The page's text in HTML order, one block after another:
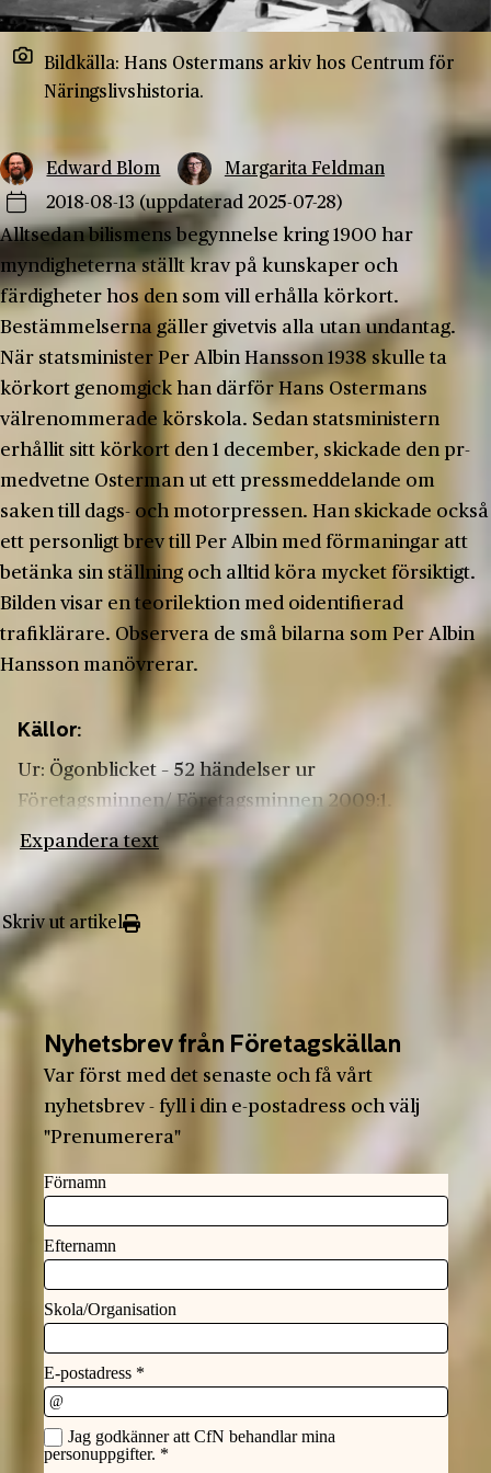
Bildkälla: Hans Ostermans arkiv hos Centrum för
Näringslivshistoria.
Edward Blom
Margarita Feldman
2018-08-13 (uppdaterad 2025-07-28)
Alltsedan bilismens begynnelse kring 1900 har
myndigheterna ställt krav på kunskaper och
färdigheter hos den som vill erhålla körkort.
Bestämmelserna gäller givetvis alla utan undantag.
När statsminister Per Albin Hansson 1938 skulle ta
körkort genomgick han därför Hans Ostermans
välrenommerade körskola. Sedan statsministern
erhållit sitt körkort den 1 december, skickade den pr-
medvetne Osterman ut ett pressmeddelande om
saken till dags- och motorpressen. Han skickade också
ett personligt brev till Per Albin med förmaningar att
betänka sin ställning och alltid köra mycket försiktigt.
Bilden visar en teorilektion med oidentifierad
trafiklärare. Observera de små bilarna som Per Albin
Hansson manövrerar.
Källor:
Ur: Ögonblicket – 52 händelser ur
Företagsminnen/ Företagsminnen 2009:1.
Expandera text
Skriv ut artikel
Nyhetsbrev från Företagskällan
Var först med det senaste och få vårt
nyhetsbrev - fyll i din e-postadress och välj
"Prenumerera"